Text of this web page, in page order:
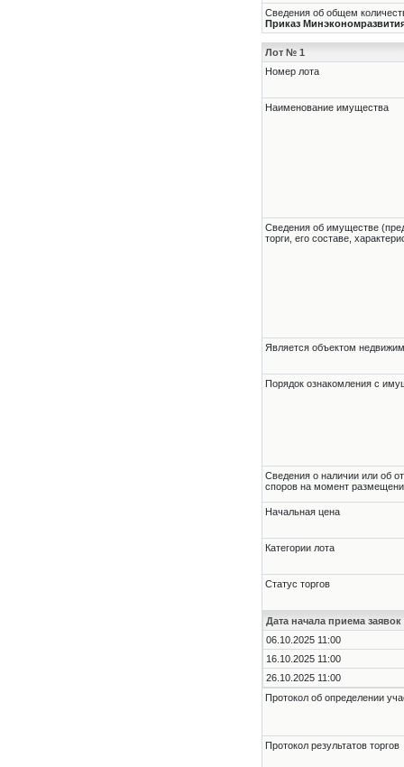
Сведения об общем
Приказ
Лот № 1
Номер лота
Наименование имущества
Cведения об имуществе
торги, его составе,
Является объектом
Порядок ознакомления с
Cведения о наличии или об
споров на момент
Начальная цена
Категории лота
Статус торгов
Дата начала приема заявок
06.10.2025 11:00
16.10.2025 11:00
26.10.2025 11:00
Протокол об определении
Протокол результатов торгов